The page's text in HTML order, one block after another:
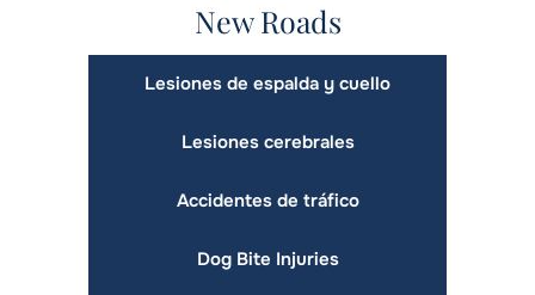
New Roads
Lesiones de espalda y cuello
Lesiones cerebrales
Accidentes de tráfico
Dog Bite Injuries